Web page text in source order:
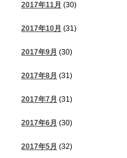
2017年11月 (30)
2017年10月 (31)
2017年9月 (30)
2017年8月 (31)
2017年7月 (31)
2017年6月 (30)
2017年5月 (32)